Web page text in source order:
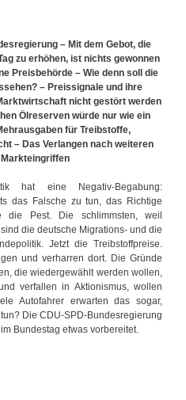
– Mit dem Gebot, die
zu erhöhen, ist nichts gewonnen
Preisbehörde – Wie denn soll die
– Preissignale und ihre
nicht gestört werden
Ölreserven würde nur wie ein
für Treibstoffe,
– Das Verlangen nach weiteren
hat eine Negativ-Begabung:
das Falsche zu tun, das Richtige
Pest. Die schlimmsten, weil
die deutsche Migrations- und die
Jetzt die Treibstoffpreise.
und verharren dort. Die Gründe
die wiedergewählt werden wollen,
verfallen in Aktionismus, wollen
Autofahrer erwarten das sogar,
Die CDU-SPD-Bundesregierung
Bundestag etwas vorbereitet.